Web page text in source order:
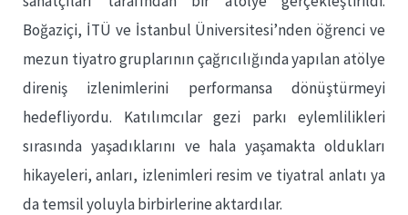
Boğaziçi, İTÜ ve İstanbul Üniversitesi’nden öğrenci ve
mezun tiyatro gruplarının çağrıcılığında yapılan atölye
direniş izlenimlerini performansa dönüştürmeyi
hedefliyordu. Katılımcılar gezi parkı eylemlilikleri
sırasında yaşadıklarını ve hala yaşamakta oldukları
hikayeleri, anları, izlenimleri resim ve tiyatral anlatı ya
da temsil yoluyla birbirlerine aktardılar.